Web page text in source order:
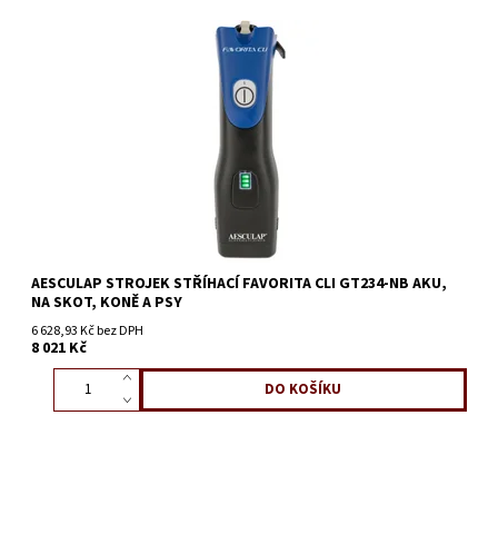
AESCULAP STROJEK STŘÍHACÍ FAVORITA CLI GT234-NB AKU,
NA SKOT, KONĚ A PSY
6 628,93 Kč bez DPH
8 021 Kč